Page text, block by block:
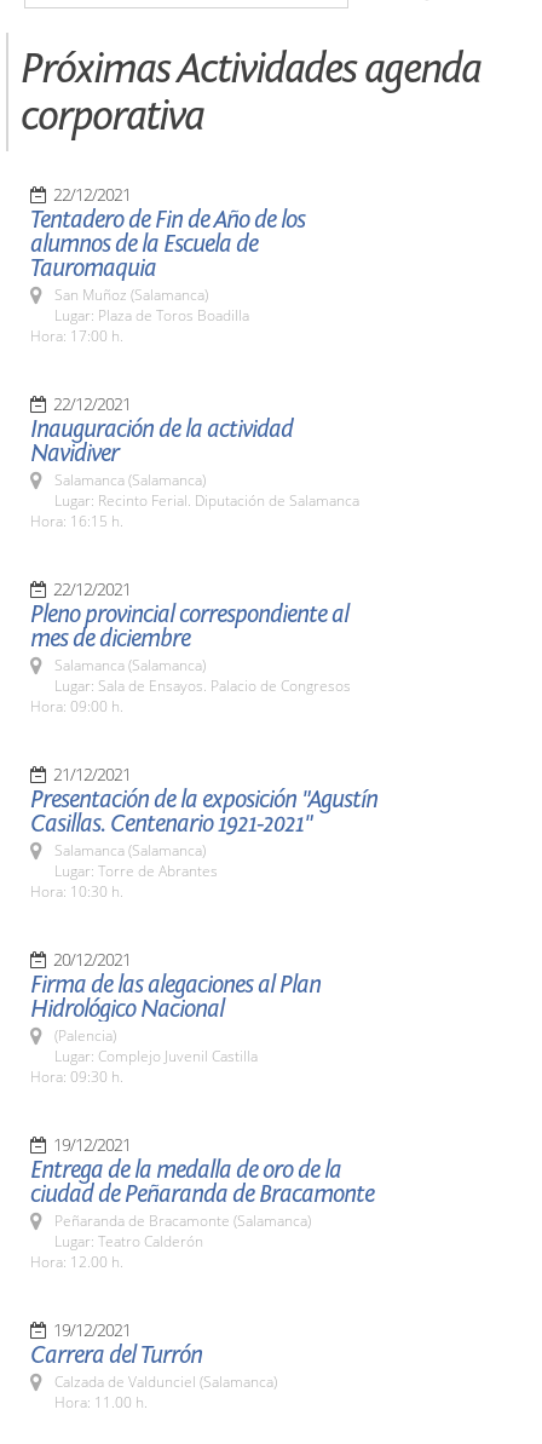
Próximas Actividades agenda
corporativa
22/12/2021
Tentadero de Fin de Año de los
alumnos de la Escuela de
Tauromaquia
San Muñoz (Salamanca)
Lugar: Plaza de Toros Boadilla
Hora: 17:00 h.
22/12/2021
Inauguración de la actividad
Navidiver
Salamanca (Salamanca)
Lugar: Recinto Ferial. Diputación de Salamanca
Hora: 16:15 h.
22/12/2021
Pleno provincial correspondiente al
mes de diciembre
Salamanca (Salamanca)
Lugar: Sala de Ensayos. Palacio de Congresos
Hora: 09:00 h.
21/12/2021
Presentación de la exposición "Agustín
Casillas. Centenario 1921-2021"
Salamanca (Salamanca)
Lugar: Torre de Abrantes
Hora: 10:30 h.
20/12/2021
Firma de las alegaciones al Plan
Hidrológico Nacional
(Palencia)
Lugar: Complejo Juvenil Castilla
Hora: 09:30 h.
19/12/2021
Entrega de la medalla de oro de la
ciudad de Peñaranda de Bracamonte
Peñaranda de Bracamonte (Salamanca)
Lugar: Teatro Calderón
Hora: 12.00 h.
19/12/2021
Carrera del Turrón
Calzada de Valdunciel (Salamanca)
Hora: 11.00 h.